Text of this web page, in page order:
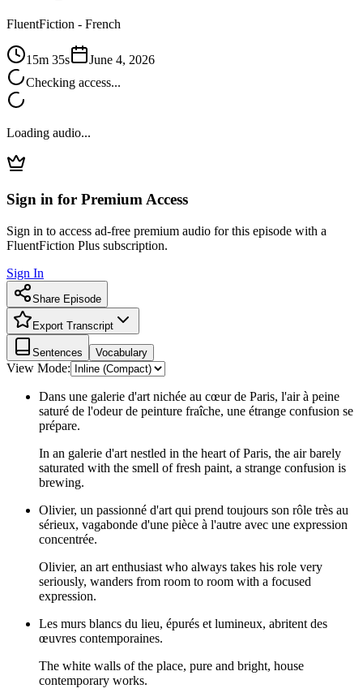
FluentFiction - French
15m 35s
June 4, 2026
Checking access...
Loading audio...
Sign in for Premium Access
Sign in to access ad-free premium audio for this episode with a
FluentFiction Plus subscription.
Sign In
Share Episode
Export Transcript
Sentences Vocabulary
View Mode:
Dans une galerie d'art nichée au cœur de Paris, l'air à peine
saturé de l'odeur de peinture fraîche, une étrange confusion se
prépare.
In an galerie d'art nestled in the heart of Paris, the air barely
saturated with the smell of fresh paint, a strange confusion is
brewing.
Olivier, un passionné d'art qui prend toujours son rôle très au
sérieux, vagabonde d'une pièce à l'autre avec une expression
concentrée.
Olivier, an art enthusiast who always takes his role very
seriously, wanders from room to room with a focused
expression.
Les murs blancs du lieu, épurés et lumineux, abritent des
œuvres contemporaines.
The white walls of the place, pure and bright, house
contemporary works.